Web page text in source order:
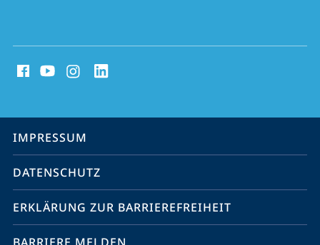
Media
Service-
Navigation
IMPRESSUM
DATENSCHUTZ
ERKLÄRUNG ZUR BARRIEREFREIHEIT